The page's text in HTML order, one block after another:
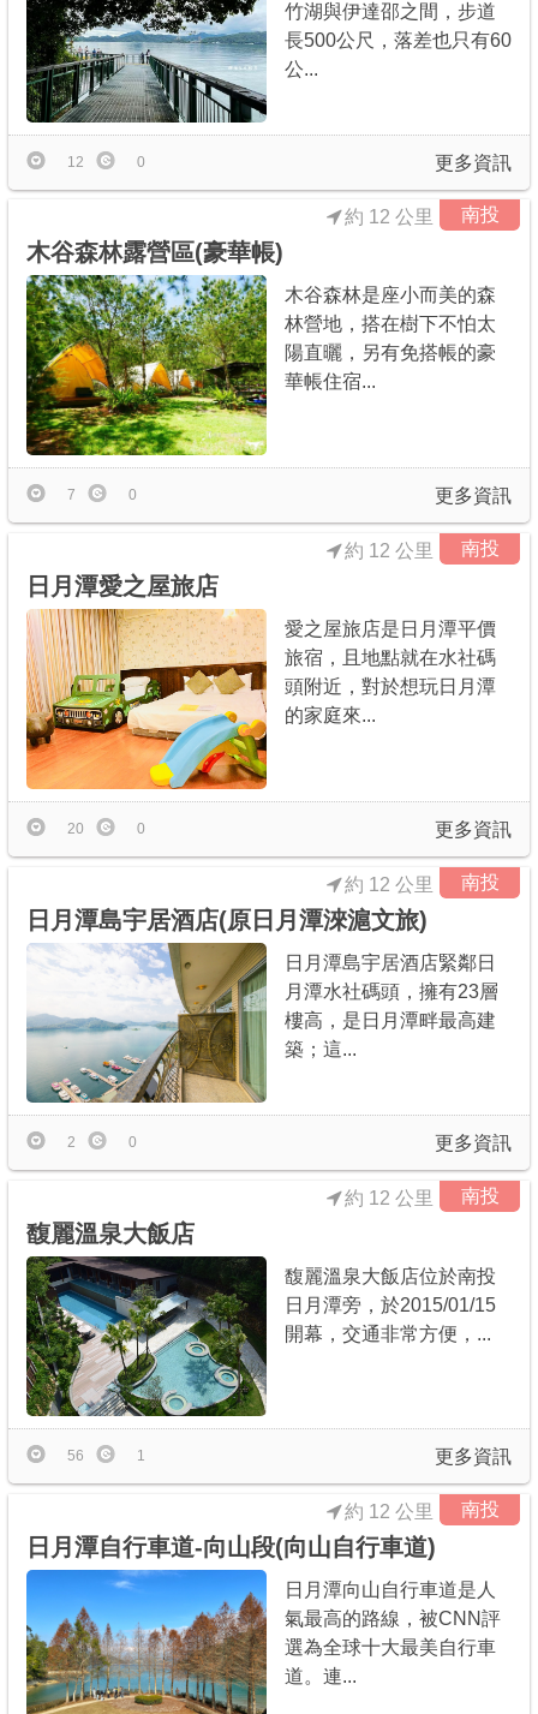
竹湖與伊達邵之間，步道
長500公尺，落差也只有60
公...
更多資訊
12 0
南投
木谷森林露營區(豪華帳)
約 12 公里
木谷森林是座小而美的森
林營地，搭在樹下不怕太
陽直曬，另有免搭帳的豪
華帳住宿...
更多資訊
7 0
南投
日月潭愛之屋旅店
約 12 公里
愛之屋旅店是日月潭平價
旅宿，且地點就在水社碼
頭附近，對於想玩日月潭
的家庭來...
更多資訊
20 0
南投
日月潭島宇居酒店(原日月潭淶滬文旅)
約 12 公里
日月潭島宇居酒店緊鄰日
月潭水社碼頭，擁有23層
樓高，是日月潭畔最高建
築；這...
更多資訊
2 0
南投
馥麗溫泉大飯店
約 12 公里
馥麗溫泉大飯店位於南投
日月潭旁，於2015/01/15
開幕，交通非常方便，...
更多資訊
56 1
南投
日月潭自行車道-向山段(向山自行車道)
約 12 公里
日月潭向山自行車道是人
氣最高的路線，被CNN評
選為全球十大最美自行車
道。連...